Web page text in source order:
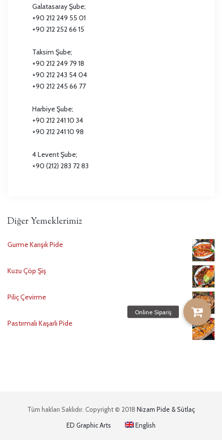
Galatasaray Şube;
+90 212 249 55 01
+90 212 252 66 15
Taksim Şube;
+90 212 249 79 18
+90 212 243 54 04
+90 212 245 66 77
Harbiye Şube;
+90 212 241 10 34
+90 212 241 10 98
4 Levent Şube;
+90 (212) 283 72 83
Diğer Yemeklerimiz
Gurme Karışık Pide
Kuzu Çöp Şiş
Piliç Çevirme
Pastırmalı Kaşarlı Pide
Tüm hakları Saklıdır. Copyright © 2018 Nizam Pide & Sütlaç
ED Graphic Arts
English